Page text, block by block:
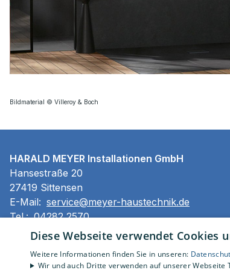
Bildmaterial © Villeroy & Boch
HARALD MEYER Installationen GmbH
Hansestraße 20
27419 Sittensen
E-Mail: service@meyer-haustechnik.de
Tel.: 04282 2570
Impressum
Barrierefreiheitserklärung
Diese Webseite verwendet Cookies
Weitere Informationen finden Sie in unseren:
Wir und auch Dritte verwenden auf unserer